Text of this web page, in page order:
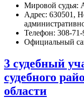
Мировой судья:
Адрес: 630501,
Телефон: 308-71-
Официальный
3 судебный
судебного
области